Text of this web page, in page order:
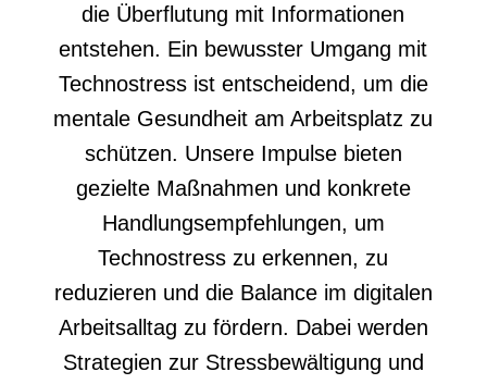
die Überflutung mit Informationen
entstehen. Ein bewusster Umgang mit
Technostress ist entscheidend, um die
mentale Gesundheit am Arbeitsplatz zu
schützen. Unsere Impulse bieten
gezielte Maßnahmen und konkrete
Handlungsempfehlungen, um
Technostress zu erkennen, zu
reduzieren und die Balance im digitalen
Arbeitsalltag zu fördern. Dabei werden
Strategien zur Stressbewältigung und